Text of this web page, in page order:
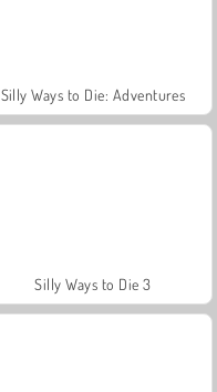
Silly Ways to Die: Adventures
Silly Ways to Die 3